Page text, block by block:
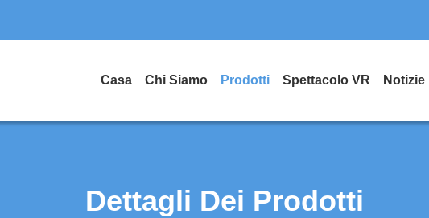
Casa Chi Siamo Prodotti Spettacolo VR Notizie
Dettagli Dei Prodotti